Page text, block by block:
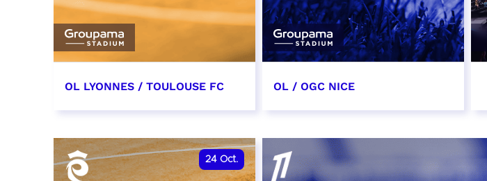
OL LYONNES / TOULOUSE FC
date et heure à confirmer
RÉSERVER
OL / OGC NICE
date et heure à confirmer
RÉSERVER
24 Oct.